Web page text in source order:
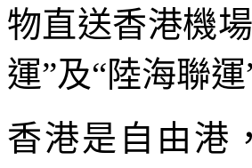
物直送香港機
運”及“陸海聯
香港是自由港